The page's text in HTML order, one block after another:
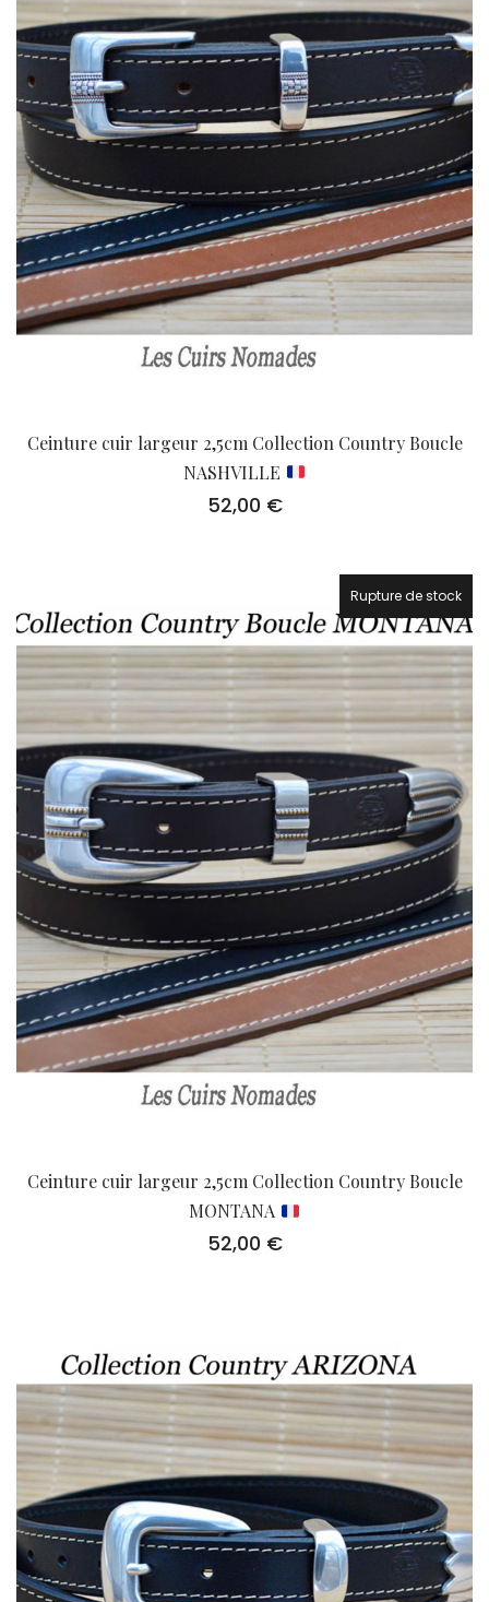
Ceinture cuir largeur 2,5cm Collection Country Boucle
NASHVILLE
52,00 €
Rupture de stock
Ceinture cuir largeur 2,5cm Collection Country Boucle
MONTANA
52,00 €